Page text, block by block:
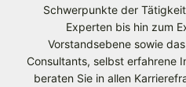
Schwerpunkte der
Experten bis hin zum
Vorstandsebene sowie
Consultants, selbst erfahrene
beraten Sie in allen